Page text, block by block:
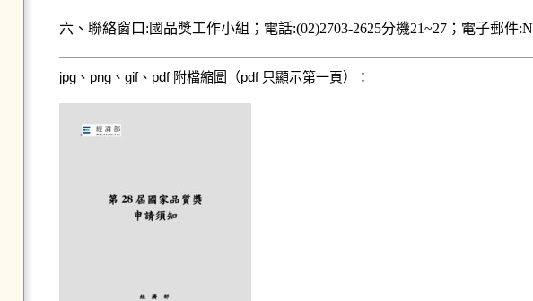
六、聯絡窗口:國品獎工作小組；電話:(02)2703-2625分機21~27；電子郵件
jpg、png、gif、pdf 附檔縮圖（pdf 只顯示第一頁）：